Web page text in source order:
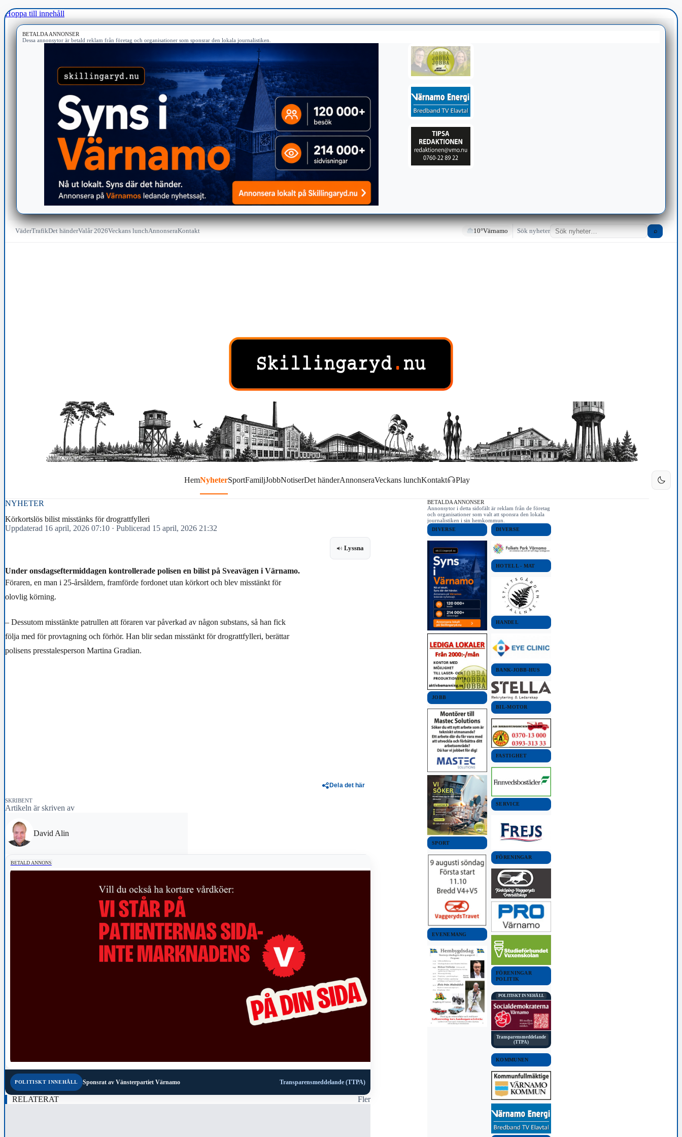
Hoppa till innehåll
BETALDA ANNONSER
Dessa annonsytor är betald reklam från företag och organisationer som sponsrar den lokala journalistiken.
VäderTrafikDet händerValår 2026Veckans lunchAnnonseraKontakt 10°Värnamo Sök nyheter ⌕
HemNyheterSportFamiljJobbNotiserDet händerAnnonseraVeckans lunchKontakt Play
NYHETER
Körkortslös bilist misstänks för drograttfylleri
Uppdaterad 16 april, 2026 07:10 · Publicerad 15 april, 2026 21:32
Lyssna
Under onsdagseftermiddagen kontrollerade polisen en bilist på Sveavägen i Värnamo.
Föraren, en man i 25-årsåldern, framförde fordonet utan körkort och blev misstänkt för
olovlig körning.
– Dessutom misstänkte patrullen att föraren var påverkad av någon substans, så han fick
följa med för provtagning och förhör. Han blir sedan misstänkt för drograttfylleri, berättar
polisens presstalesperson Martina Gradian.
Dela det här
SKRIBENT
Artikeln är skriven av
David Alin
BETALD ANNONS
POLITISKT INNEHÅLL Sponsrat av Vänsterpartiet Värnamo Transparensmeddelande (TTPA)
RELATERAT Fler
BETALDA ANNONSER
Annonsytor i detta sidofält är reklam från de företag
och organisationer som valt att sponsra den lokala
journalistiken i sin hemkommun.
DIVERSE
JOBB
SPORT
EVENEMANG
DIVERSE
HOTELL - MAT
HANDEL
BANK-JOBB-HUS
BIL-MOTOR
FASTIGHET
SERVICE
FÖRENINGAR
FÖRENINGAR
POLITIK
POLITISKT INNEHÅLL
Transparensmeddelande
(TTPA)
KOMMUNEN